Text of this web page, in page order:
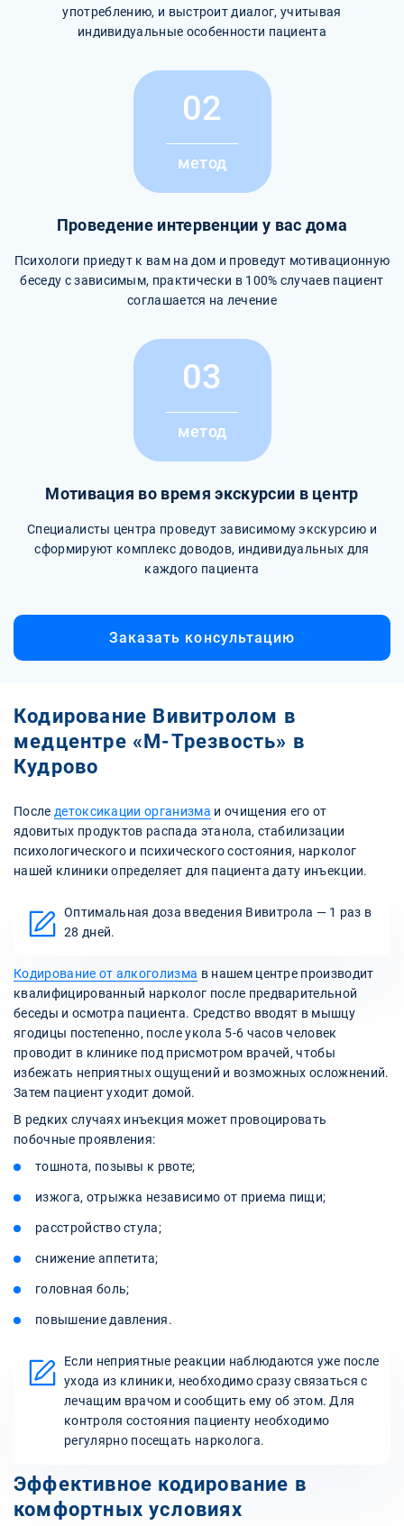
употреблению, и выстроит диалог, учитывая
индивидуальные особенности пациента
02
метод
Проведение интервенции у вас дома
Психологи приедут к вам на дом и проведут мотивационную
беседу с зависимым, практически в 100% случаев пациент
соглашается на лечение
03
метод
Мотивация во время экскурсии в центр
Специалисты центра проведут зависимому экскурсию и
сформируют комплекс доводов, индивидуальных для
каждого пациента
Заказать консультацию
Кодирование Вивитролом в
медцентре «М-Трезвость» в
Кудрово
После детоксикации организма и очищения его от
ядовитых продуктов распада этанола, стабилизации
психологического и психического состояния, нарколог
нашей клиники определяет для пациента дату инъекции.
Оптимальная доза введения Вивитрола — 1 раз в
28 дней.
Кодирование от алкоголизма в нашем центре производит
квалифицированный нарколог после предварительной
беседы и осмотра пациента. Средство вводят в мышцу
ягодицы постепенно, после укола 5-6 часов человек
проводит в клинике под присмотром врачей, чтобы
избежать неприятных ощущений и возможных осложнений.
Затем пациент уходит домой.
В редких случаях инъекция может провоцировать
побочные проявления:
тошнота, позывы к рвоте;
изжога, отрыжка независимо от приема пищи;
расстройство стула;
снижение аппетита;
головная боль;
повышение давления.
Если неприятные реакции наблюдаются уже после
ухода из клиники, необходимо сразу связаться с
лечащим врачом и сообщить ему об этом. Для
контроля состояния пациенту необходимо
регулярно посещать нарколога.
Эффективное кодирование в
комфортных условиях